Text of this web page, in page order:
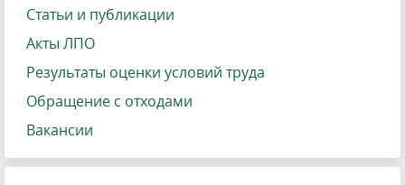
Статьи и публикации
Акты ЛПО
Результаты оценки условий труда
Обращение с отходами
Вакансии